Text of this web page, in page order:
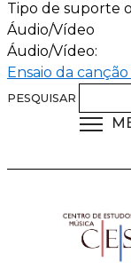
Tipo de suporte
Áudio/Vídeo
Áudio/Vídeo:
Ensaio da
PESQUISAR